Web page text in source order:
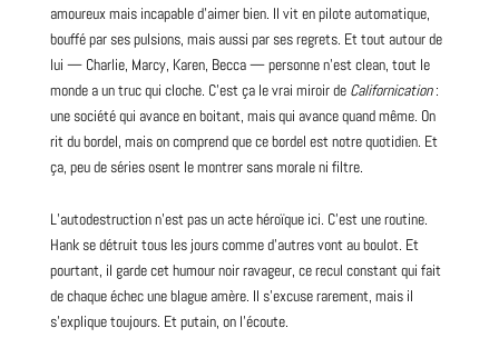
amoureux mais incapable d’aimer bien. Il vit en pilote automatique,
bouffé par ses pulsions, mais aussi par ses regrets. Et tout autour de
lui — Charlie, Marcy, Karen, Becca — personne n’est clean, tout le
monde a un truc qui cloche. C’est ça le vrai miroir de Californication:
une société qui avance en boitant, mais qui avance quand même. On
rit du bordel, mais on comprend que ce bordel est notre quotidien. Et
ça, peu de séries osent le montrer sans morale ni filtre.
L’autodestruction n’est pas un acte héroïque ici. C’est une routine.
Hank se détruit tous les jours comme d’autres vont au boulot. Et
pourtant, il garde cet humour noir ravageur, ce recul constant qui fait
de chaque échec une blague amère. Il s’excuse rarement, mais il
s’explique toujours. Et putain, on l’écoute.